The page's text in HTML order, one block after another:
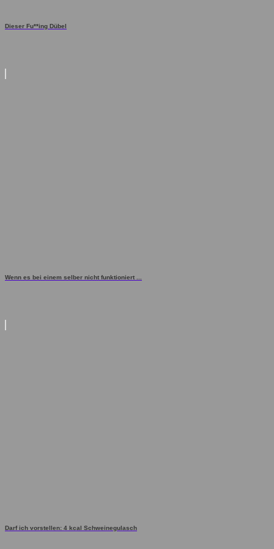
Dieser Fu**ing Dübel
Wenn es bei einem selber nicht funktioniert ...
Darf ich vorstellen: 4 kcal Schweinegulasch